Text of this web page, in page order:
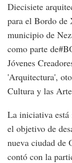
Diecisiete
para el Bordo de
municipio de
como parte
Jóvenes
'Arquitectura',
Cultura y las
La iniciativa está
el objetivo de
nueva ciudad de
contó con la